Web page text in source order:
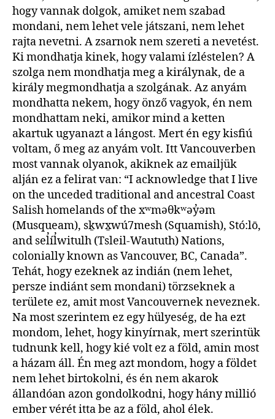
hogy vannak dolgok, amiket nem szabad
mondani, nem lehet vele játszani, nem lehet
rajta nevetni. A zsarnok nem szereti a nevetést.
Ki mondhatja kinek, hogy valami ízléstelen? A
szolga nem mondhatja meg a királynak, de a
király megmondhatja a szolgának. Az anyám
mondhatta nekem, hogy önző vagyok, én nem
mondhattam neki, amikor mind a ketten
akartuk ugyanazt a lángost. Mert én egy kisfiú
voltam, ő meg az anyám volt. Itt Vancouverben
most vannak olyanok, akiknek az emailjük
alján ez a felirat van: “I acknowledge that I ​live
on the unceded traditional and ancestral Coast
Salish homelands of the xʷməθkʷəy̓əm
(Musqueam), sḵwx̱wú7mesh (Squamish), Stó:lō,
and sel̓íl̓witulh (Tsleil-Waututh) Nations,
colonially known as Vancouver, BC, Canada”.
Tehát, hogy ezeknek az indián (nem lehet,
persze indiánt sem mondani) törzseknek a
területe ez, amit most Vancouvernek neveznek.
Na most szerintem ez egy hülyeség, de ha ezt
mondom, lehet, hogy kinyírnak, mert szerintük
tudnunk kell, hogy kié volt ez a föld, amin most
a házam áll. Én meg azt mondom, hogy a földet
nem lehet birtokolni, és én nem akarok
állandóan azon gondolkodni, hogy hány millió
ember vérét itta be az a föld, ahol élek.